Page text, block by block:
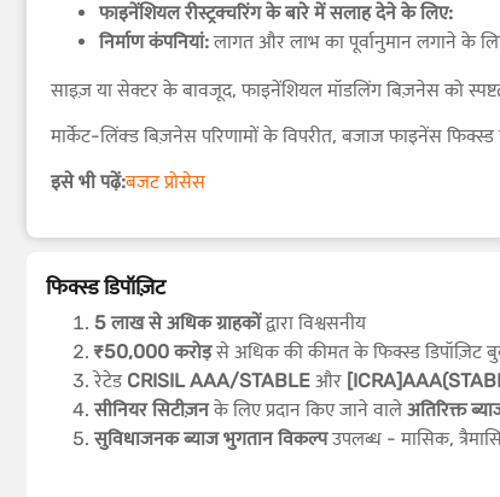
फाइनेंशियल रीस्ट्रक्चरिंग के बारे में सलाह देने के लिए:
निर्माण कंपनियां:लागत और लाभ का पूर्वानुमान लगाने के
साइज़ या सेक्टर के बावजूद, फाइनेंशियल मॉडलिंग बिज़नेस को
मार्केट-लिंक्ड बिज़नेस परिणामों के विपरीत, बजाज फाइनेंस फिक्स्ड
इसे भी पढ़ें:बजट प्रोसेस
फिक्स्ड डिपॉज़िट
5 लाख से अधिक ग्राहकोंद्वारा विश्वसनीय
₹50,000 करोड़से अधिक की कीमत के फिक्स्ड डिपॉज़िट
रेटेड CRISIL AAA/STABLE और
सीनियर सिटीज़नके लिए प्रदान किए जाने वाले अतिरिक्त
सुविधाजनक ब्याज भुगतान विकल्पउपलब्ध - मासिक,